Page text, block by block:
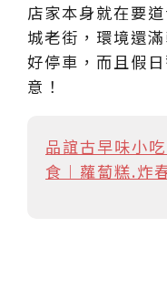
店家本身就在要
城老街，環境還
好停車，而且假
意！
品誼古早味小
食︱蘿蔔糕.炸